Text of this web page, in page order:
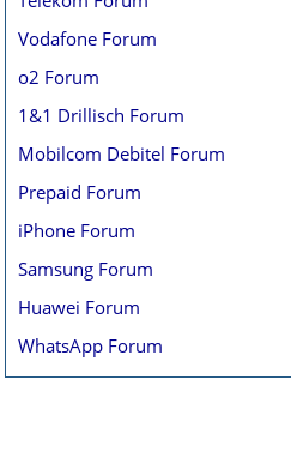
Vodafone Forum
o2 Forum
1&1 Drillisch Forum
Mobilcom Debitel Forum
Prepaid Forum
iPhone Forum
Samsung Forum
Huawei Forum
WhatsApp Forum